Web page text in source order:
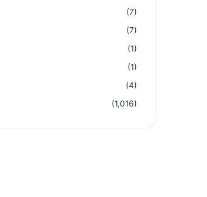
(7)
(7)
(1)
(1)
(4)
(1,016)